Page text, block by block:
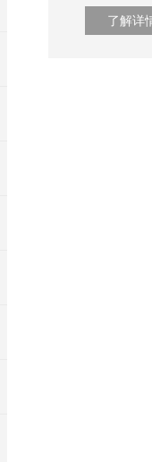
了解详